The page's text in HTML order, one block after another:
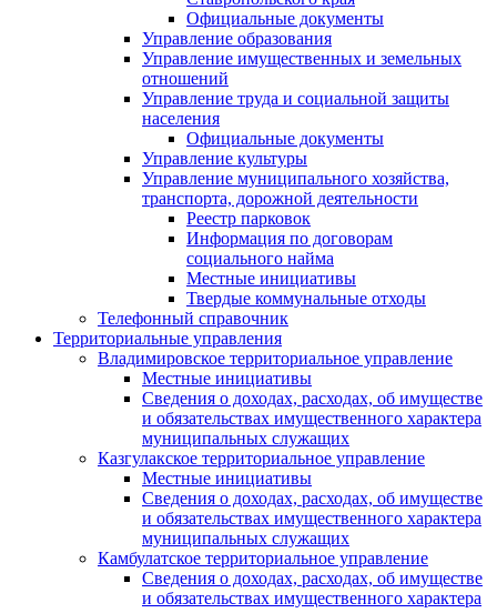
Официальные документы
Управление образования
Управление имущественных и земельных
отношений
Управление труда и социальной защиты
населения
Официальные документы
Управление культуры
Управление муниципального хозяйства,
транспорта, дорожной деятельности
Реестр парковок
Информация по договорам
социального найма
Местные инициативы
Твердые коммунальные отходы
Телефонный справочник
Территориальные управления
Владимировское территориальное управление
Местные инициативы
Сведения о доходах, расходах, об имуществе
и обязательствах имущественного характера
муниципальных служащих
Казгулакское территориальное управление
Местные инициативы
Сведения о доходах, расходах, об имуществе
и обязательствах имущественного характера
муниципальных служащих
Камбулатское территориальное управление
Сведения о доходах, расходах, об имуществе
и обязательствах имущественного характера